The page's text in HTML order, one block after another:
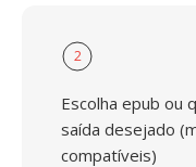
2
Escolha epub ou
saída desejado
compatíveis)